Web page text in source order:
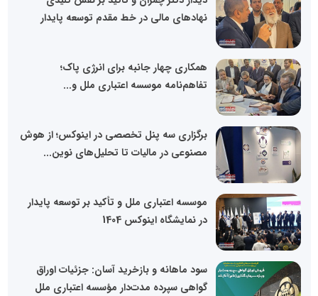
نهادهای مالی در خط مقدم توسعه پایدار
همکاری چهار جانبه برای انرژی پاک؛
تفاهم‌نامه موسسه اعتباری ملل و...
برگزاری سه پنل تخصصی در اینوکس؛ از هوش
مصنوعی در مالیات تا تحلیل‌های نوین...
موسسه اعتباری ملل و تأکید بر توسعه پایدار
در نمایشگاه اینوکس 1404
سود ماهانه و بازخرید آسان: جزئیات اوراق
گواهی سپرده مدت‌دار مؤسسه اعتباری ملل